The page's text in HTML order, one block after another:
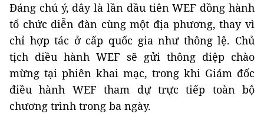
Đáng chú ý, đây là lần đầu tiên WEF đồng hành
tổ chức diễn đàn cùng một địa phương, thay vì
chỉ hợp tác ở cấp quốc gia như thông lệ. Chủ
tịch điều hành WEF sẽ gửi thông điệp chào
mừng tại phiên khai mạc, trong khi Giám đốc
điều hành WEF tham dự trực tiếp toàn bộ
chương trình trong ba ngày.